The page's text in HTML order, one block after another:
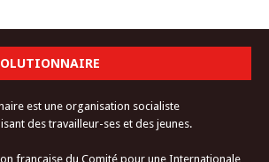
est une organisation socialiste
des travailleur-ses et des jeunes.
française du Comité pour une Internationale